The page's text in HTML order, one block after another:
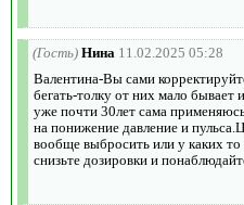
(Гость) Нина 11.02.2025 05:28
Валентина-Вы сами
бегать-толку от них мало
уже почти 30лет сама
на понижение давление и
вообще выбросить или у каких
снизьте дозировки и